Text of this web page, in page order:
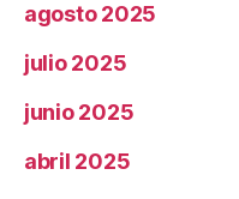
agosto 2025
julio 2025
junio 2025
abril 2025